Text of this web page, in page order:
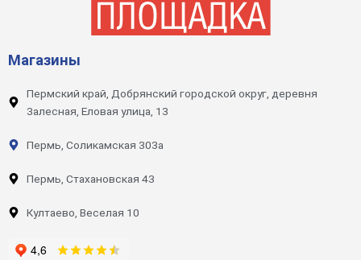
Магазины
Пермский край, Добрянский городской округ, деревня
Залесная, Еловая улица, 13
Пермь, Соликамская 303а
Пермь, Стахановская 43
Култаево, Веселая 10